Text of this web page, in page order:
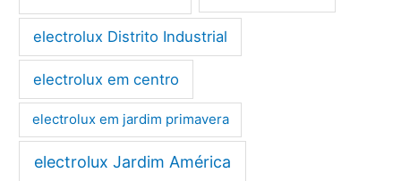
electrolux Distrito Industrial
electrolux em centro
electrolux em jardim primavera
electrolux Jardim América